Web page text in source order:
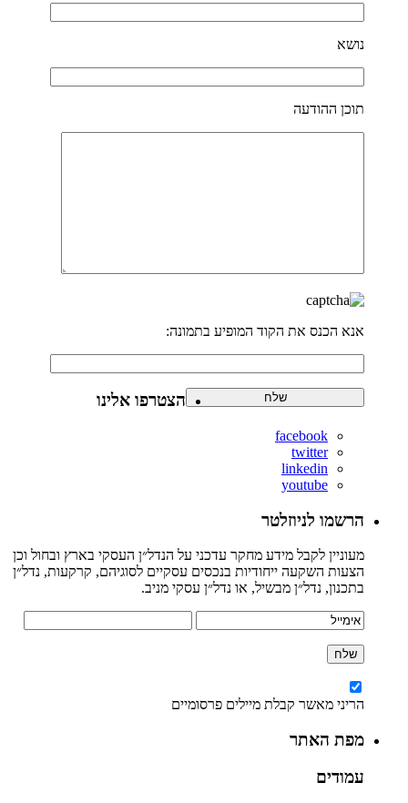
נושא
תוכן ההודעה
אנא הכנס את הקוד המופיע בתמונה:
הצטרפו אלינו
facebook
twitter
linkedin
youtube
הרשמו לניוזלטר
מעוניין לקבל מידע מחקר עדכני על הנדל״ן העסקי בארץ ובחול וכן
הצעות השקעה ייחודיות בנכסים עסקיים לסוגיהם, קרקעות, נדל״ן
בתכנון, נדל״ן מבשיל, או נדל״ן עסקי מניב.
הריני מאשר קבלת מיילים פרסומיים
מפת האתר
עמודים